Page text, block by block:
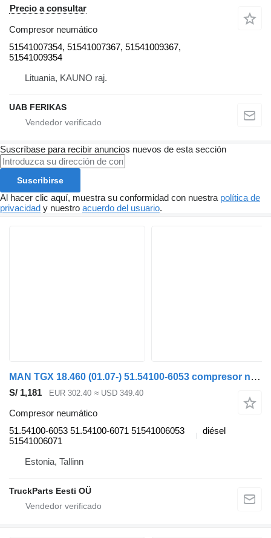
Precio a consultar
Compresor neumático
51541007354, 51541007367, 51541009367,
51541009354
Lituania, KAUNO raj.
UAB FERIKAS
Suscríbase para recibir anuncios nuevos de esta sección
Suscribirse
Al hacer clic aquí, muestra su conformidad con nuestra política de
privacidad y nuestro acuerdo del usuario.
MAN TGX 18.460 (01.07-) 51.54100-6053 compresor neumático para MAN TGL, TGM, TGS, TGX (2005-2021) cabeza tractora
S/ 1,181 EUR 302.40 ≈ USD 349.40
Compresor neumático
51.54100-6053 51.54100-6071 51541006053
51541006071
diésel
Estonia, Tallinn
TruckParts Eesti OÜ